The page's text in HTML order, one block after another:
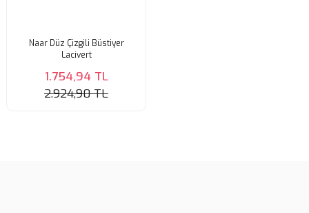
Naar Düz Çizgili Büstiyer
Lacivert
1.754,94 TL
2.924,90 TL